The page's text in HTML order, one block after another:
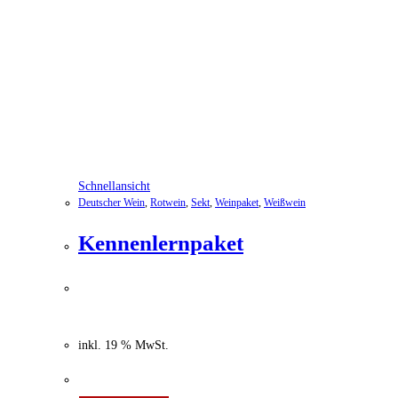
Schnellansicht
Deutscher Wein Rotwein Sekt Weinpaket Weißwein
Kennenlernpaket
inkl. 19 % MwSt.